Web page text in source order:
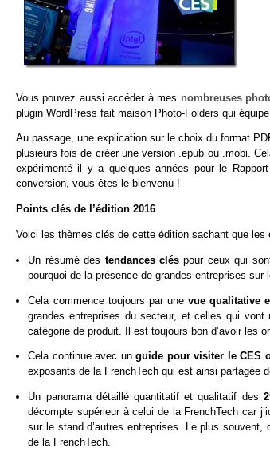
Vous pouvez aussi accéder à mes nombreuses
plugin WordPress fait maison Photo-Folders qui
Au passage, une explication sur le choix du format
plusieurs fois de créer une version .epub ou .mobi.
expérimenté il y a quelques années pour le
conversion, vous êtes le bienvenu !
Points clés de l’édition 2016
Voici les thèmes clés de cette édition sachant que les
Un résumé des tendances cléspour ceux qui
pourquoi de la présence de grandes entreprises sur
Cela commence toujours par unevue qualitative
grandes entreprises du secteur, et celles qui
catégorie de produit. Il est toujours bon d’avoir les
Cela continue avec unguide pour visiter le CES
exposants de la FrenchTech qui est ainsi partagée
Un panorama détaillé quantitatif et qualitatif des
décompte supérieur à celui de la FrenchTech car
sur le stand d’autres entreprises. Le plus
de la FrenchTech.